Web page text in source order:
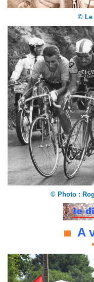
© Le
© Photo :
A